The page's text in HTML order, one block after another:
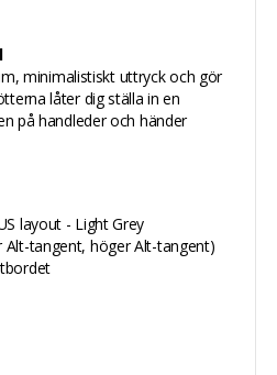
minimalistiskt uttryck och gör
låter dig ställa in en
på handleder och händer
layout - Light Grey
tangent, höger Alt-tangent)